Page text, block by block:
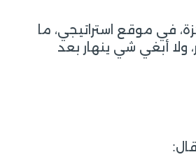
في موقع استراتيجي، ما
ولا أبغي شي ينهار بعد